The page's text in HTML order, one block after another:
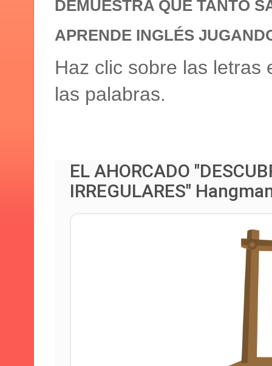
DEMUESTRA QUE TANTO
APRENDE INGLÉS
Haz clic sobre las letras
las palabras.